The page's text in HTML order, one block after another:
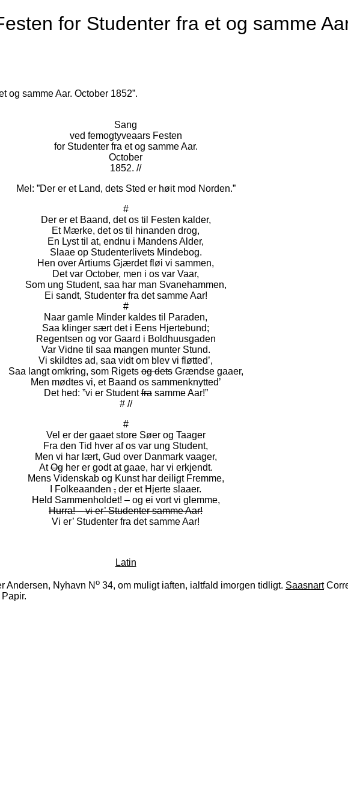
for Studenter fra et og samme
og samme Aar. October 1852”.
Sang
ved femogtyveaars Festen
for Studenter fra et og samme Aar.
October
1852. //
Mel: ”Der er et Land, dets Sted er høit mod Norden.”
#
Der er et Baand, det os til Festen kalder,
Et Mærke, det os til hinanden drog,
En Lyst til at, endnu i Mandens Alder,
Slaae op Studenterlivets Mindebog.
Hen over Artiums Gjærdet fløi vi sammen,
Det var October, men i os var Vaar,
Som ung Student, saa har man Svanehammen,
Ei sandt, Studenter fra det samme Aar!
#
Naar gamle Minder kaldes til Paraden,
Saa klinger sært det i Eens Hjertebund;
Regentsen og vor Gaard i Boldhuusgaden
Var Vidne til saa mangen munter Stund.
Vi skildtes ad, saa vidt om blev vi fløtted’,
Saa langt omkring, som Rigetsog detsGrændse gaaer,
Men mødtes vi, et Baand os sammenknytted’
Det hed: ”vi er Studentfrasamme Aar!”
# //
#
Vel er der gaaet store Søer og Taager
Fra den Tid hver af os var ung Student,
Men vi har lært, Gud over Danmark vaager,
AtOgher er godt at gaae, har vi erkjendt.
Mens Videnskab og Kunst har deiligt Fremme,
I Folkeaanden , der et Hjerte slaaer.
Held Sammenholdet! – og ei vort vi glemme,
Hurra! – vi er’ Studenter samme Aar!
Vi er’ Studenter fra det samme Aar!
Latin
Andersen, Nyhavn N o 34, om muligt iaften, ialtfald imorgen tidligt. Saasnart